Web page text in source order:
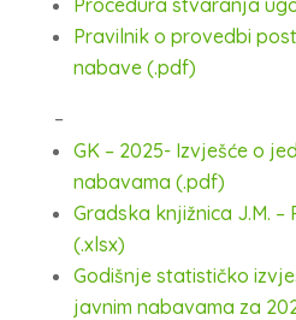
Procedura stvaranja
Pravilnik o provedbi
nabave (.pdf)
–
GK – 2025- Izvješće o
nabavama (.pdf)
Gradska knjižnica J.M.
(.xlsx)
Godišnje statističko
javnim nabavama za